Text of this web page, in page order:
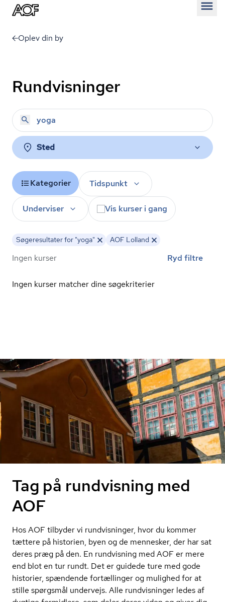
Oplev din by
Rundvisninger
Sted
Kategorier Tidspunkt
Underviser Vis kurser i gang
Søgeresultater for "yoga" AOF Lolland
Ingen kurser Ryd filtre
Ingen kurser matcher dine søgekriterier
Tag på rundvisning med
AOF
Hos AOF tilbyder vi rundvisninger, hvor du kommer
tættere på historien, byen og de mennesker, der har sat
deres præg på den. En rundvisning med AOF er mere
end blot en tur rundt. Det er guidede ture med gode
historier, spændende fortællinger og mulighed for at
stille spørgsmål undervejs. Alle rundvisninger ledes af